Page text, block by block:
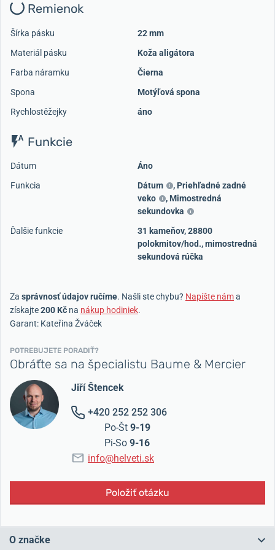
Remienok
Šírka pásku
22 mm
Materiál pásku
Koža aligátora
Farba náramku
Čierna
Spona
Motýľová spona
Rychlostěžejky
áno
Funkcie
Dátum
Áno
Funkcia
Dátum , Priehľadné zadné
veko
, Mimostredná
sekundovka
Ďalšie funkcie
31 kameňov, 28800
polokmitov/hod., mimostredná
sekundová rúčka
Za správnosť údajov ručíme. Našli ste chybu? Napíšte náma
získajte200 Kč na nákup hodiniek.
Garant: Kateřina Žváček
POTREBUJETE PORADIŤ?
Obráťte sa na špecialistu Baume & Mercier
Jiří Štencek
+420 252 252 306
Po-Št 9-19
Pi-So 9-16
info@helveti.sk
Položiť otázku
O značke